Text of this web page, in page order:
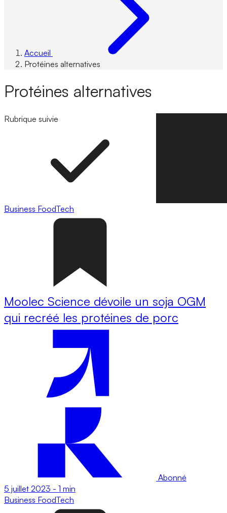
Accueil
Protéines alternatives
Protéines alternatives
Rubrique suivie
Business FoodTech
Moolec Science dévoile un soja OGM
qui recréé les protéines de porc
Abonné
5 juillet 2023 - 1 min
Business FoodTech